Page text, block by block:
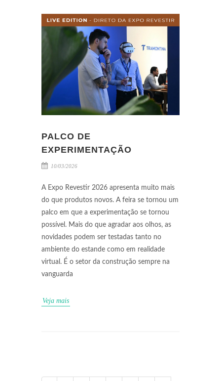
PALCO DE
EXPERIMENTAÇÃO
10/03/2026
A Expo Revestir 2026 apresenta muito mais
do que produtos novos. A feira se tornou um
palco em que a experimentação se tornou
possível. Mais do que agradar aos olhos, as
novidades podem ser testadas tanto no
ambiente do estande como em realidade
virtual. É o setor da construção sempre na
vanguarda
Veja mais